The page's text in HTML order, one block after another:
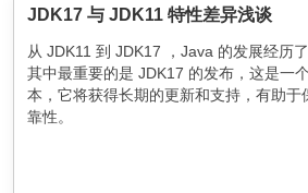
JDK17 与 JDK11 特性差异浅谈
从 JDK11 到 JDK17 ，Java 的发展经历
其中最重要的是 JDK17 的发布，这是一
本，它将获得长期的更新和支持，有助于
靠性。